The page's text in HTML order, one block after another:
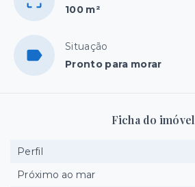
100 m²
Situação
Pronto para morar
Ficha do imóvel
Perfil
Próximo ao mar